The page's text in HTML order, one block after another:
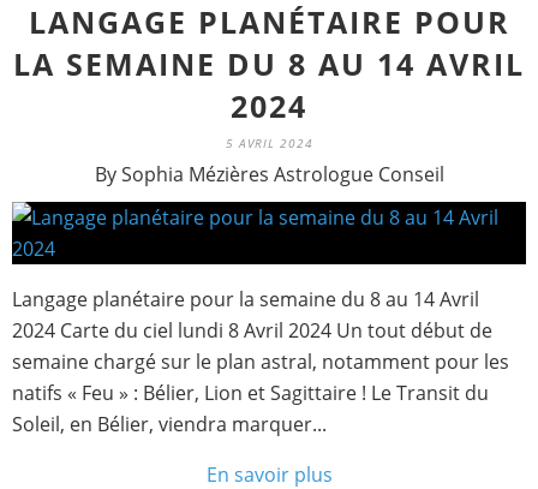
LANGAGE PLANÉTAIRE POUR
LA SEMAINE DU 8 AU 14 AVRIL
2024
5 AVRIL 2024
By Sophia Mézières Astrologue Conseil
Langage planétaire pour la semaine du 8 au 14 Avril
2024 Carte du ciel lundi 8 Avril 2024 Un tout début de
semaine chargé sur le plan astral, notamment pour les
natifs « Feu » : Bélier, Lion et Sagittaire ! Le Transit du
Soleil, en Bélier, viendra marquer...
En savoir plus